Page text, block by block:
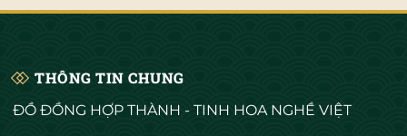
THÔNG TIN CHUNG
ĐỒ ĐỒNG HỢP THÀNH - TINH HOA NGHỀ VIỆT